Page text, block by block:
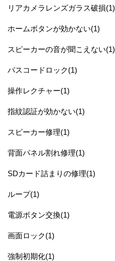
リアカメラレンズガラス破損(1)
ホームボタンが効かない(1)
スピーカーの音が聞こえない(1)
パスコードロック(1)
操作レクチャー(1)
指紋認証が効かない(1)
スピーカー修理(1)
背面パネル割れ修理(1)
SDカード詰まりの修理(1)
ループ(1)
電源ボタン交換(1)
画面ロック(1)
強制初期化(1)